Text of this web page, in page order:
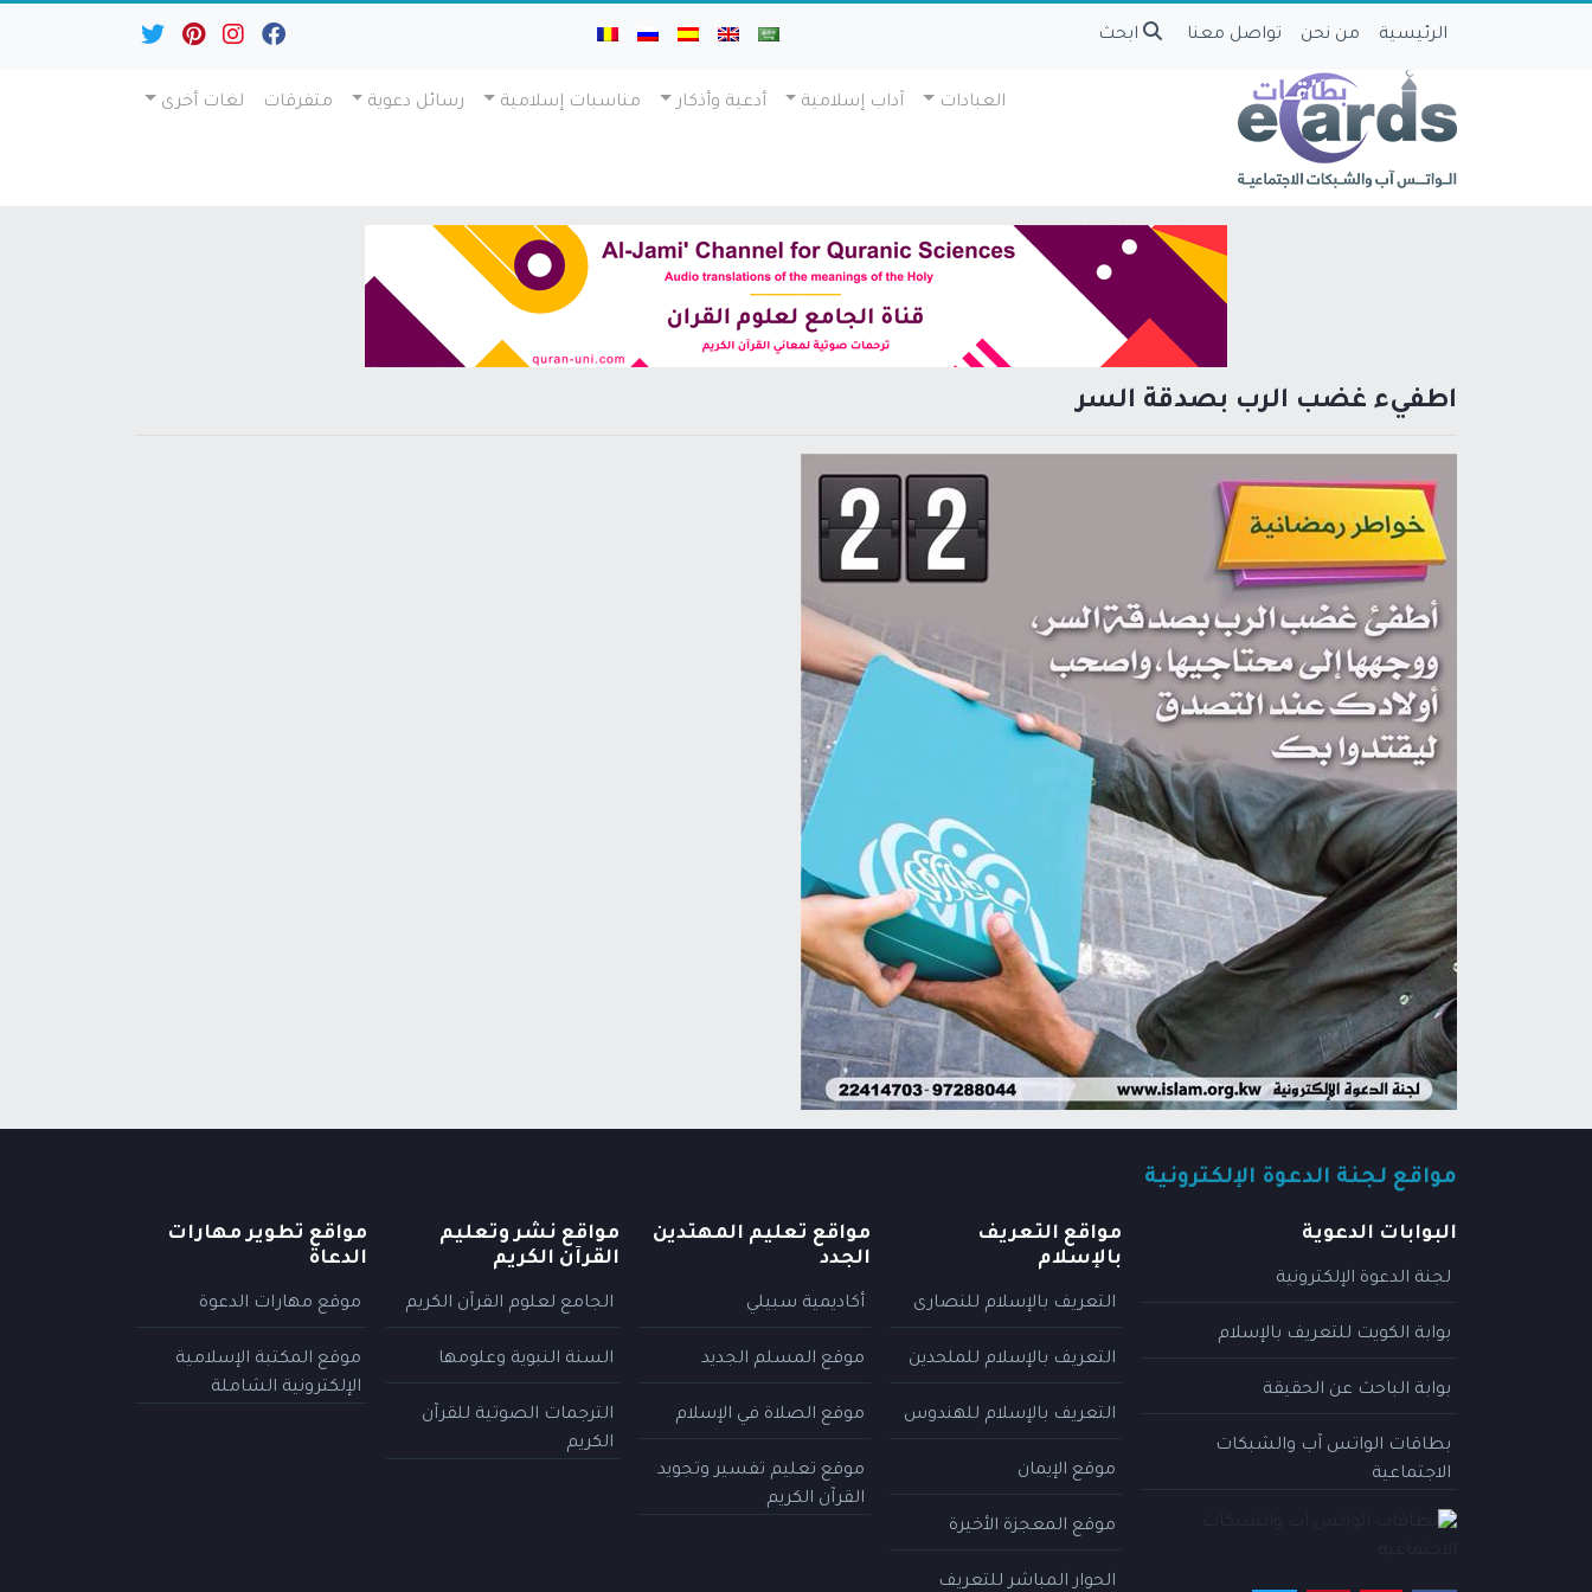
الرئيسية من نحن تواصل معنا ابحث
العبادات آداب إسلامية أدعية وأذكار مناسبات إسلامية رسائل دعوية متفرقات لغات أخرى
اطفيء غضب الرب بصدقة السر
مواقع لجنة الدعوة الإلكترونية
البوابات الدعوية
لجنة الدعوة الإلكترونية
بوابة الكويت للتعريف بالإسلام
بوابة الباحث عن الحقيقة
بطاقات الواتس آب والشبكات
الاجتماعية
مواقع التعريف
بالإسلام
التعريف بالإسلام للنصارى
التعريف بالإسلام للملحدين
التعريف بالإسلام للهندوس
موقع الإيمان
موقع المعجزة الأخيرة
الحوار المباشر للتعريف
مواقع تعليم المهتدين
الجدد
أكاديمية سبيلي
موقع المسلم الجديد
موقع الصلاة في الإسلام
موقع تعليم تفسير وتجويد
القرآن الكريم
مواقع نشر وتعليم
القرآن الكريم
الجامع لعلوم القرآن الكريم
السنة النبوية وعلومها
الترجمات الصوتية للقرآن
الكريم
مواقع تطوير مهارات
الدعاة
موقع مهارات الدعوة
موقع المكتبة الإسلامية
الإلكترونية الشاملة